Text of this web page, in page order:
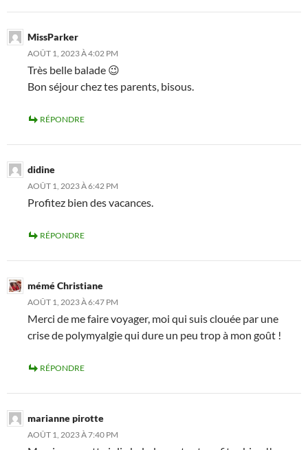
MissParker
AOÛT 1, 2023 À 4:02 PM
Très belle balade 😉
Bon séjour chez tes parents, bisous.
RÉPONDRE
didine
AOÛT 1, 2023 À 6:42 PM
Profitez bien des vacances.
RÉPONDRE
mémé Christiane
AOÛT 1, 2023 À 6:47 PM
Merci de me faire voyager, moi qui suis clouée par une
crise de polymyalgie qui dure un peu trop à mon goût !
RÉPONDRE
marianne pirotte
AOÛT 1, 2023 À 7:40 PM